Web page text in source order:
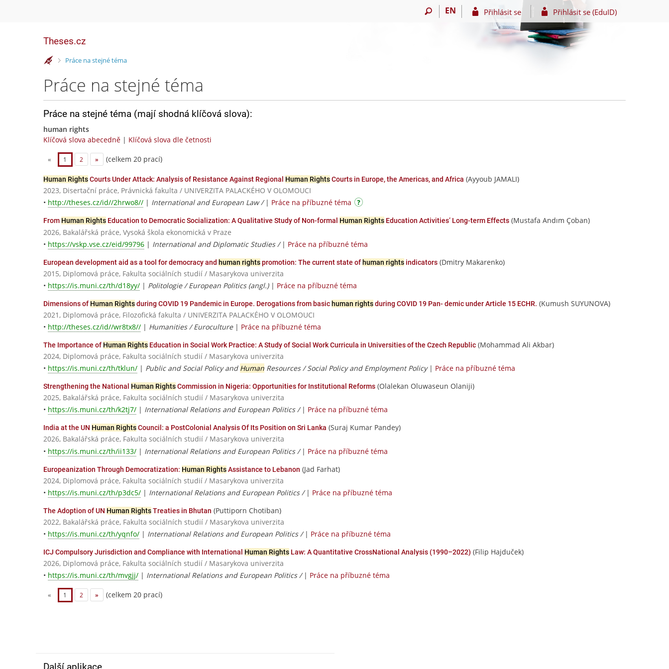
EN Přihlásit se Přihlásit se (EduID)
Theses.cz
>Práce na stejné téma
Práce na stejné téma
Práce na stejné téma (mají shodná klíčová slova):
human rights
Klíčová slova abecedně | Klíčová slova dle četnosti
« 1 2 » (celkem 20 prací)
Human RightsCourts Under Attack: Analysis of Resistance Against Regional Human RightsCourts in Europe, the Americas, and Africa (Ayyoub JAMALI)
2023, Disertační práce, Právnická fakulta / UNIVERZITA PALACKÉHO V OLOMOUCI
• http://theses.cz/id//2hrwo8// | International and European Law / | Práce na příbuzné téma
From Human Rights Education to Democratic Socialization: A Qualitative Study of Non-formal Human Rights Education Activities’ Long-term Effects (Mustafa Andım Çoban)
2026, Bakalářská práce, Vysoká škola ekonomická v Praze
• https://vskp.vse.cz/eid/99796 | International and Diplomatic Studies / | Práce na příbuzné téma
European development aid as a tool for democracy and human rightspromotion: The current state of human rights indicators (Dmitry Makarenko)
2015, Diplomová práce, Fakulta sociálních studií / Masarykova univerzita
• https://is.muni.cz/th/d18yy/ | Politologie / European Politics (angl.)| Práce na příbuzné téma
Dimensions of Human Rightsduring COVID 19 Pandemic in Europe. Derogations from basic human rightsduring COVID 19 Pan- demic under Article 15 ECHR. (Kumush SUYUNOVA)
2021, Diplomová práce, Filozofická fakulta / UNIVERZITA PALACKÉHO V OLOMOUCI
• http://theses.cz/id//wr8tx8// | Humanities / Euroculture| Práce na příbuzné téma
The Importance of Human Rights Education in Social Work Practice: A Study of Social Work Curricula in Universities of the Czech Republic (Mohammad Ali Akbar)
2024, Diplomová práce, Fakulta sociálních studií / Masarykova univerzita
• https://is.muni.cz/th/tklun/ | Public and Social Policy and Human Resources / Social Policy and Employment Policy| Práce na příbuzné téma
Strengthening the National Human RightsCommission in Nigeria: Opportunities for Institutional Reforms (Olalekan Oluwaseun Olaniji)
2025, Bakalářská práce, Fakulta sociálních studií / Masarykova univerzita
• https://is.muni.cz/th/k2tj7/ | International Relations and European Politics / | Práce na příbuzné téma
India at the UN Human RightsCouncil: a PostColonial Analysis Of Its Position on Sri Lanka (Suraj Kumar Pandey)
2026, Bakalářská práce, Fakulta sociálních studií / Masarykova univerzita
• https://is.muni.cz/th/ii133/ | International Relations and European Politics / | Práce na příbuzné téma
Europeanization Through Democratization: Human RightsAssistance to Lebanon (Jad Farhat)
2024, Diplomová práce, Fakulta sociálních studií / Masarykova univerzita
• https://is.muni.cz/th/p3dc5/ | International Relations and European Politics / | Práce na příbuzné téma
The Adoption of UN Human RightsTreaties in Bhutan (Puttiporn Chotiban)
2022, Bakalářská práce, Fakulta sociálních studií / Masarykova univerzita
• https://is.muni.cz/th/yqnfo/ | International Relations and European Politics / | Práce na příbuzné téma
ICJ Compulsory Jurisdiction and Compliance with International Human Rights Law: A Quantitative CrossNational Analysis (1990–2022) (Filip Hajduček)
2026, Diplomová práce, Fakulta sociálních studií / Masarykova univerzita
• https://is.muni.cz/th/mvgjj/ | International Relations and European Politics / | Práce na příbuzné téma
« 1 2 » (celkem 20 prací)